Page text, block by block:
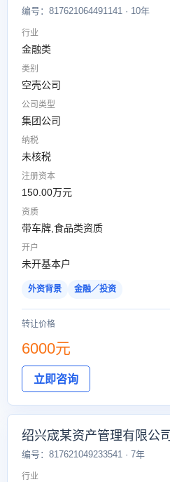
编号：817621064491141 · 10年
行业
金融类
类别
空壳公司
公司类型
集团公司
纳税
未核税
注册资本
150.00万元
资质
带车牌,食品类资质
开户
未开基本户
外资背景 金融／投资
转让价格
6000元
立即咨询
绍兴宬某资产管理有限公司
编号：817621049233541 · 7年
行业